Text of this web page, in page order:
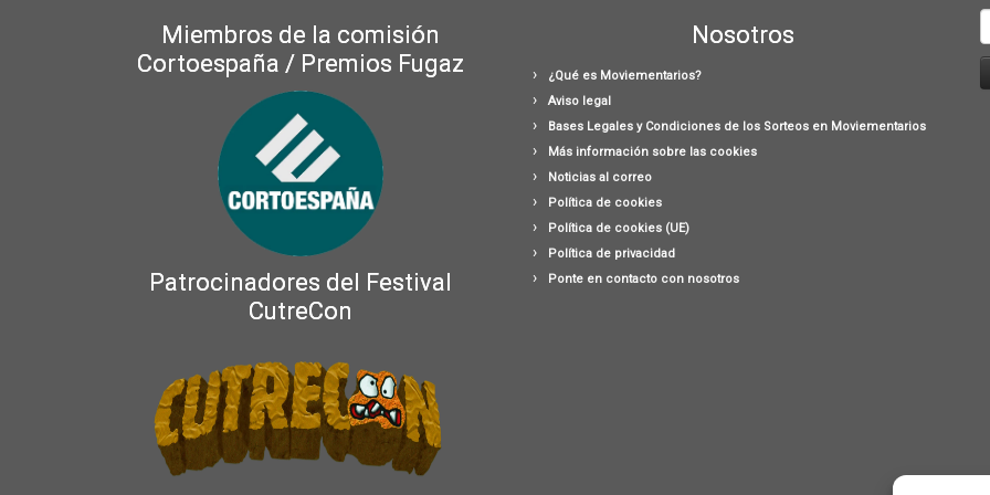
Miembros de la comisión
Cortoespaña / Premios Fugaz
Patrocinadores del Festival
CutreCon
Nosotros
¿Qué es Moviementarios?
Aviso legal
Bases Legales y Condiciones de los Sorteos en Moviementarios
Más información sobre las cookies
Noticias al correo
Política de cookies
Política de cookies (UE)
Política de privacidad
Ponte en contacto con nosotros